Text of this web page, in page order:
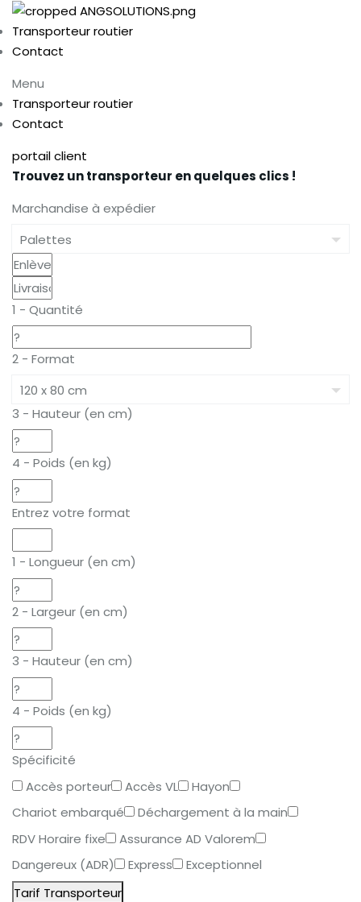
Transporteur routier
Contact
Menu
Transporteur routier
Contact
portail client
Trouvez un transporteur en quelques clics !
Marchandise à expédier
1 - Quantité
2 - Format
3 - Hauteur (en cm)
4 - Poids (en kg)
Entrez votre format
1 - Longueur (en cm)
2 - Largeur (en cm)
3 - Hauteur (en cm)
4 - Poids (en kg)
Spécificité
Accès porteur
Accès VL
Hayon
Chariot embarqué
Déchargement à la main
RDV Horaire fixe
Assurance AD Valorem
Dangereux (ADR)
Express
Exceptionnel
Tarif Transporteur